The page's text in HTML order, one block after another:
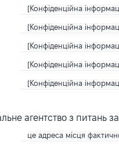
[Конфіденційна
[Конфіденційна
[Конфіденційна
[Конфіденційна
[Конфіденційна
агентство з питань
це адреса місця